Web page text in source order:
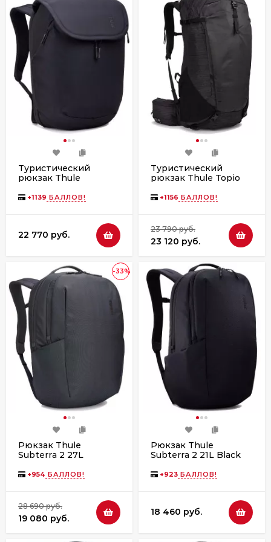
Туристический
рюкзак Thule
3205054 Black
+1139 БАЛЛОВ!
22 770 руб.
Туристический
рюкзак Thule Topio
+1156 БАЛЛОВ!
23 790 руб.
23 120 руб.
-33%
Рюкзак Thule
Subterra 2 27L
+954 БАЛЛОВ!
28 690 руб.
19 080 руб.
Рюкзак Thule
Subterra 2 21L Black
+923 БАЛЛОВ!
18 460 руб.